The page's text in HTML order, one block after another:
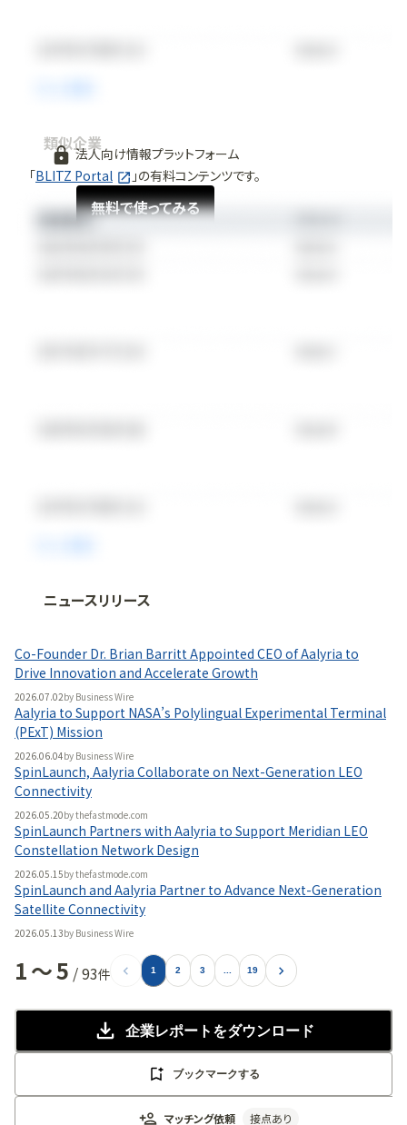
法人向け情報プラットフォーム
「BLITZ Portal 」の有料コンテンツです。
無料で使ってみる
類似企業
法人向け情報プラットフォーム
無料で使ってみる
ニュースリリース
Co-Founder Dr. Brian Barritt Appointed CEO of Aalyria to
Drive Innovation and Accelerate Growth
2026.07.02by Business Wire
Aalyria to Support NASA’s Polylingual Experimental Terminal
(PExT) Mission
2026.06.04by Business Wire
SpinLaunch, Aalyria Collaborate on Next-Generation LEO
Connectivity
2026.05.20bythefastmode.com
SpinLaunch Partners with Aalyria to Support Meridian LEO
Constellation Network Design
2026.05.15bythefastmode.com
SpinLaunch and Aalyria Partner to Advance Next-Generation
Satellite Connectivity
2026.05.13by Business Wire
1〜5 /93件 1 2 3 19
企業レポート をダウンロード
ブックマークする
マッチング依頼 接点あり